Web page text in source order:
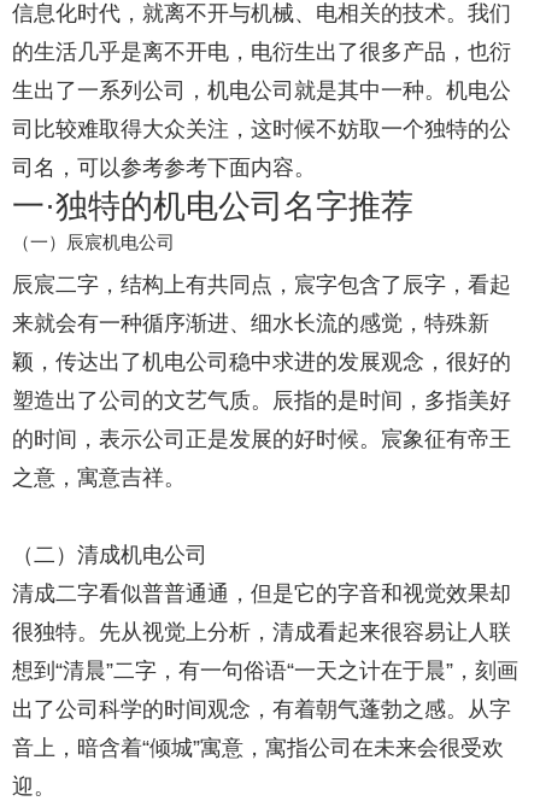
信息化时代，就离不开与机械、电相关的技术。我们
的生活几乎是离不开电，电衍生出了很多产品，也衍
生出了一系列公司，机电公司就是其中一种。机电公
司比较难取得大众关注，这时候不妨取一个独特的公
司名，可以参考参考下面内容。
一·独特的机电公司名字推荐
（一）辰宸机电公司
辰宸二字，结构上有共同点，宸字包含了辰字，看起
来就会有一种循序渐进、细水长流的感觉，特殊新
颖，传达出了机电公司稳中求进的发展观念，很好的
塑造出了公司的文艺气质。辰指的是时间，多指美好
的时间，表示公司正是发展的好时候。宸象征有帝王
之意，寓意吉祥。
（二）清成机电公司
清成二字看似普普通通，但是它的字音和视觉效果却
很独特。先从视觉上分析，清成看起来很容易让人联
想到“清晨”二字，有一句俗语“一天之计在于晨”，刻画
出了公司科学的时间观念，有着朝气蓬勃之感。从字
音上，暗含着“倾城”寓意，寓指公司在未来会很受欢
迎。